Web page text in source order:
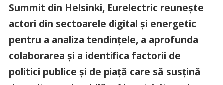
Summit din Helsinki, Eurelectric reunește
actori din sectoarele digital și energetic
pentru a analiza tendințele, a aprofunda
colaborarea și a identifica factorii de
politici publice și de piață care să susțină